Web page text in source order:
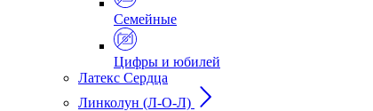
Семейные
Цифры и юбилей
Латекс Сердца
Линколун (Л-О-Л)